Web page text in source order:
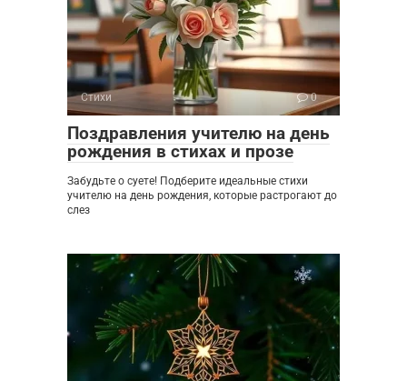
Стихи 0
Поздравления учителю на день
рождения в стихах и прозе
Забудьте о суете! Подберите идеальные стихи
учителю на день рождения, которые растрогают до
слез